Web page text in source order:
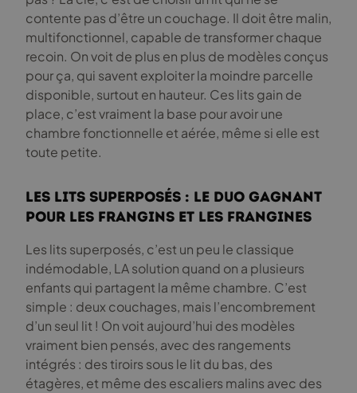
contente pas d’être un couchage. Il doit être malin,
multifonctionnel, capable de transformer chaque
recoin. On voit de plus en plus de modèles conçus
pour ça, qui savent exploiter la moindre parcelle
disponible, surtout en hauteur. Ces lits gain de
place, c’est vraiment la base pour avoir une
chambre fonctionnelle et aérée, même si elle est
toute petite.
Les lits superposés : Le duo gagnant
pour les frangins et les frangines
Les lits superposés, c’est un peu le classique
indémodable, LA solution quand on a plusieurs
enfants qui partagent la même chambre. C’est
simple : deux couchages, mais l’encombrement
d’un seul lit ! On voit aujourd’hui des modèles
vraiment bien pensés, avec des rangements
intégrés : des tiroirs sous le lit du bas, des
étagères, et même des escaliers malins avec des